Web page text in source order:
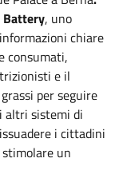
, uno
chiare
consumati,
e il
per seguire
altri sistemi di
i cittadini
un